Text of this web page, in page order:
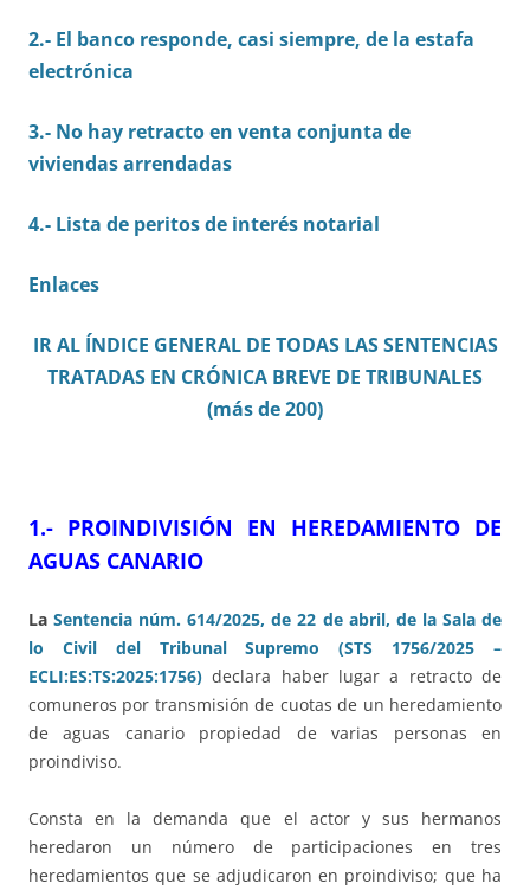
2.- El banco responde, casi siempre, de la estafa
electrónica
3.- No hay retracto en venta conjunta de
viviendas arrendadas
4.- Lista de peritos de interés notarial
Enlaces
IR AL ÍNDICE GENERAL DE TODAS LAS SENTENCIAS
TRATADAS EN CRÓNICA BREVE DE TRIBUNALES
(más de 200)
1.- PROINDIVISIÓN EN HEREDAMIENTO DE
AGUAS CANARIO
LaSentencia núm. 614/2025, de 22 de abril, de la Sala de
lo Civil del Tribunal Supremo (STS 1756/2025 –
ECLI:ES:TS:2025:1756) declara haber lugar a retracto de
comuneros por transmisión de cuotas de un heredamiento
de aguas canario propiedad de varias personas en
proindiviso.
Consta en la demanda que el actor y sus hermanos
heredaron un número de participaciones en tres
heredamientos que se adjudicaron en proindiviso; que ha